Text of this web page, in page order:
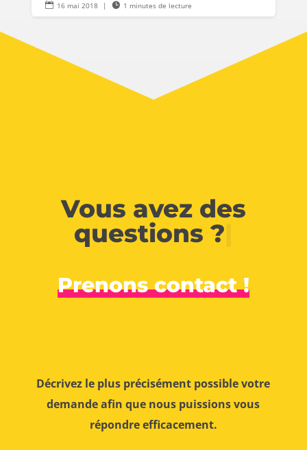
 16 mai 2018 |  1 minutes de lecture
Vous avez des
questions ?
Prenons contact !
Décrivez le plus précisément possible votre
demande afin que nous puissions vous
répondre efficacement.